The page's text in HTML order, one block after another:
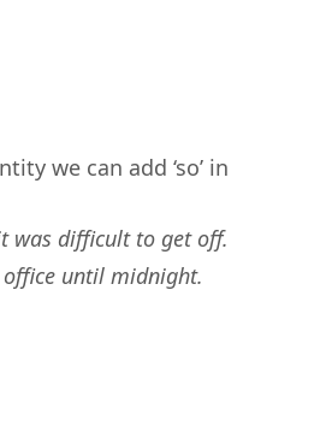
we can add ‘so’ in
was difficult to get off.
until midnight.